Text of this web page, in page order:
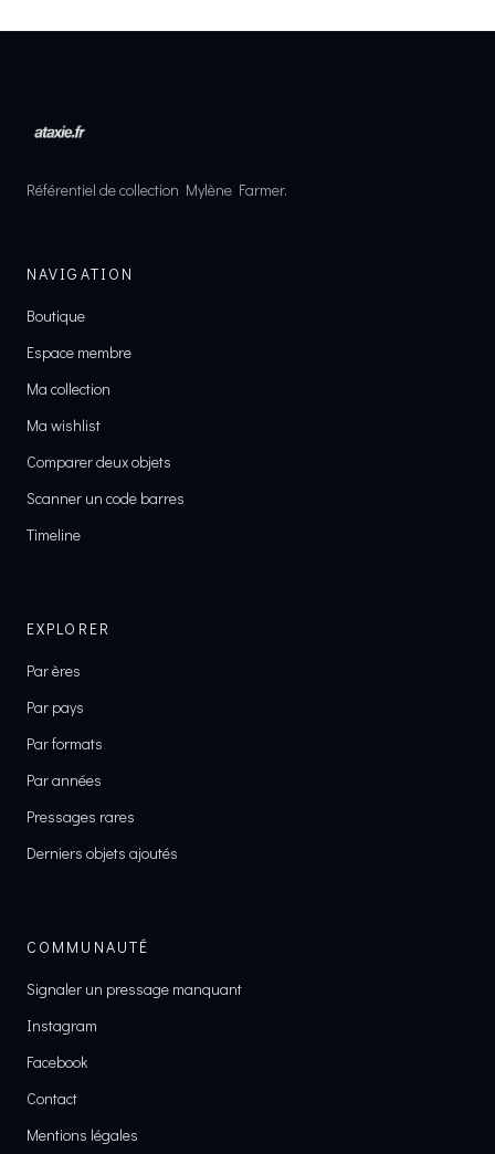
Référentiel de collection Mylène Farmer.
NAVIGATION
Boutique
Espace membre
Ma collection
Ma wishlist
Comparer deux objets
Scanner un code barres
Timeline
EXPLORER
Par ères
Par pays
Par formats
Par années
Pressages rares
Derniers objets ajoutés
COMMUNAUTÉ
Signaler un pressage manquant
Instagram
Facebook
Contact
Mentions légales